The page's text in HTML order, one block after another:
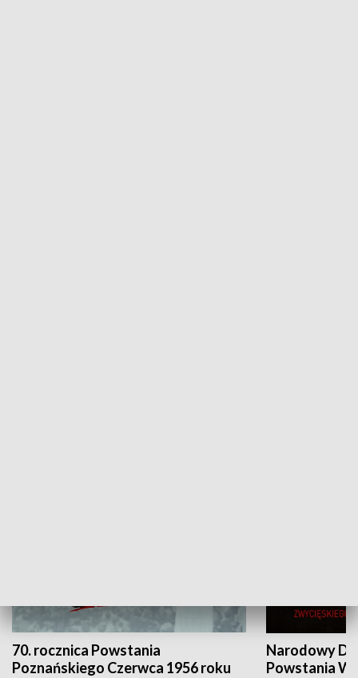
70. rocznica Powstania
Poznańskiego Czerwca 1956 roku
Narodowy
Powstania